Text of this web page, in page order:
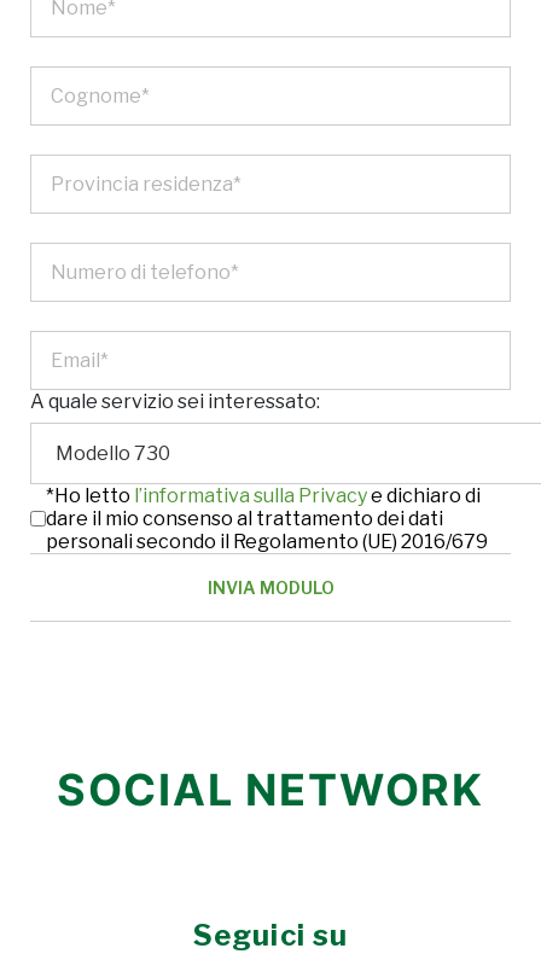
A quale servizio sei interessato:
*Ho letto l’informativa sulla Privacye dichiaro di
dare il mio consenso al trattamento dei dati
personali secondo il Regolamento (UE) 2016/679
SOCIAL NETWORK
Seguici su